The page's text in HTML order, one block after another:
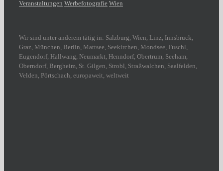
Veranstaltungen Werbefotografie Wien
Wir sind unter anderem tätig in: Salzburg, Wien, Linz, Innsbruck,
Graz, München, Berlin, Mattsee, Seekirchen, Mondsee, Fuschl,
Eugendorf, Hallwang, Neumarkt, Henndorf, Obertrum, Seeham,
Oberndorf, Bergheim, St. Gilgen, Strobl, Straßwalchen, Saalfelden,
Velden, Pörtschach, europaweit, weltweit